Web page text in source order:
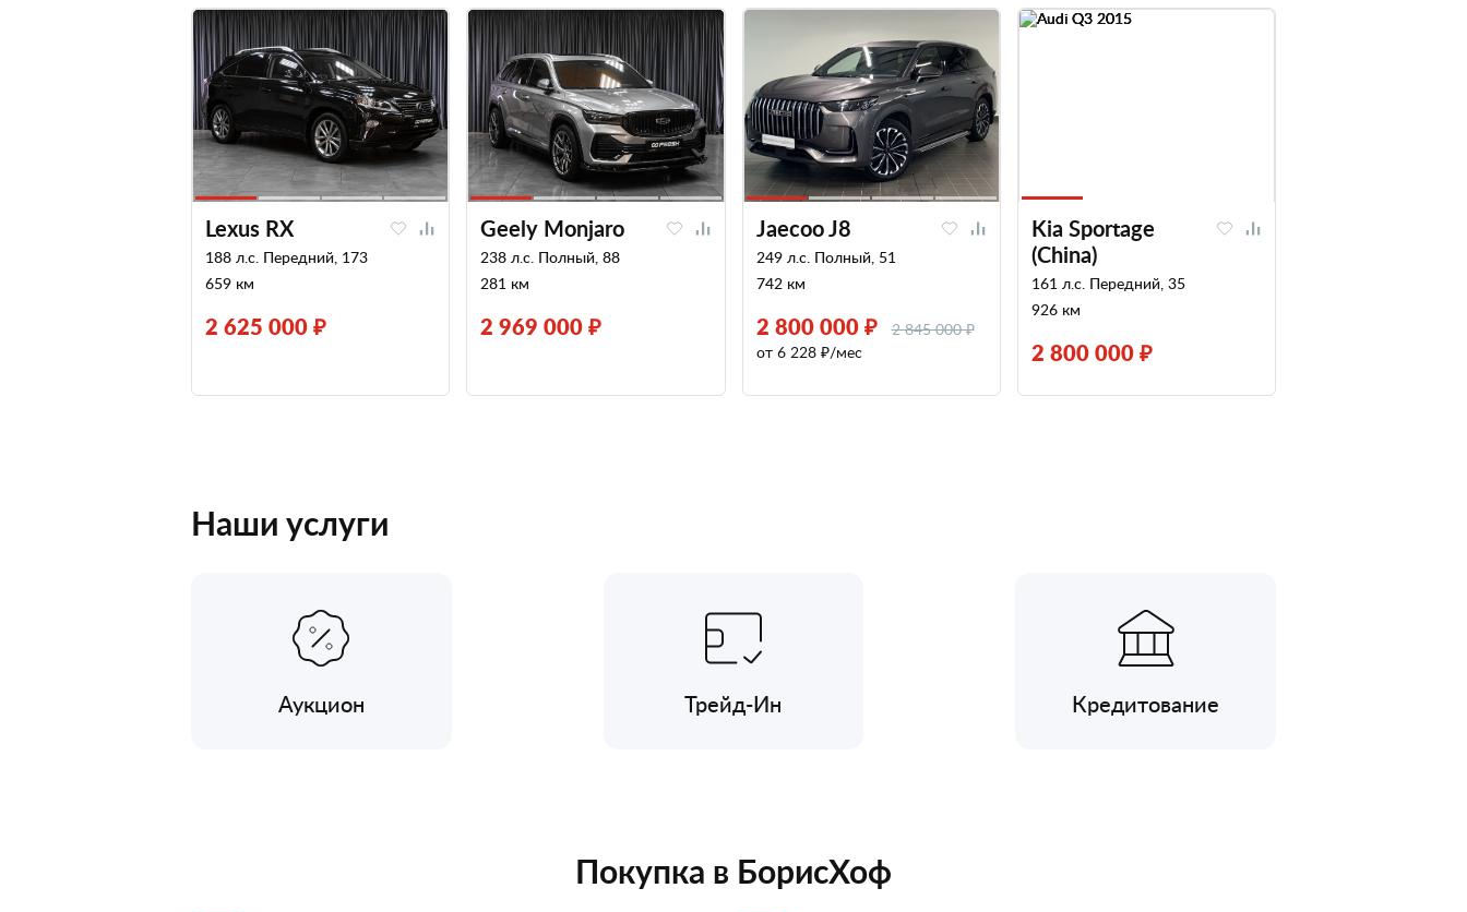
Lexus RX
188 л.с. Передний, 173
659 км
2 625 000 ₽
Geely Monjaro
238 л.с. Полный, 88
281 км
2 969 000 ₽
Jaecoo J8
249 л.с. Полный, 51
742 км
2 800 000 ₽
2 845 000 ₽
от 6 228 ₽/мес
Kia Sportage
(China)
161 л.с. Передний, 35
926 км
2 800 000 ₽
Наши услуги
Аукцион Трейд-Ин Кредитование
Покупка в БорисХоф